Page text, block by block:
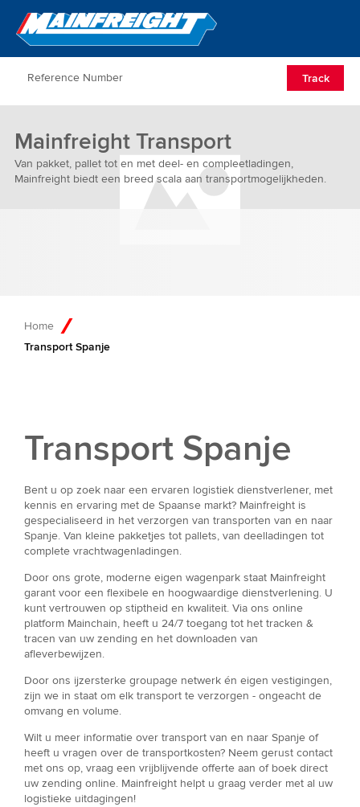
Go to Home
Track
Mainfreight Transport
Van pakket, pallet tot en met deel- en compleetladingen,
Mainfreight biedt een breed scala aan transportmogelijkheden.
Home
Transport Spanje
Transport Spanje
Bent u op zoek naar een ervaren logistiek dienstverlener, met
kennis en ervaring met de Spaanse markt? Mainfreight is
gespecialiseerd in het verzorgen van transporten van en naar
Spanje. Van kleine pakketjes tot pallets, van deelladingen tot
complete vrachtwagenladingen.
Door ons grote, moderne eigen wagenpark staat Mainfreight
garant voor een flexibele en hoogwaardige dienstverlening. U
kunt vertrouwen op stiptheid en kwaliteit. Via ons online
platform Mainchain, heeft u 24/7 toegang tot het tracken &
tracen van uw zending en het downloaden van
afleverbewijzen.
Door ons ijzersterke groupage netwerk én eigen vestigingen,
zijn we in staat om elk transport te verzorgen - ongeacht de
omvang en volume.
Wilt u meer informatie over transport van en naar Spanje of
heeft u vragen over de transportkosten? Neem gerust contact
met ons op, vraag een vrijblijvende offerte aan of boek direct
uw zending online. Mainfreight helpt u graag verder met al uw
logistieke uitdagingen!